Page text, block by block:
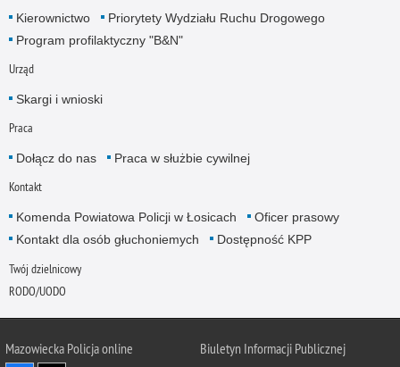
Kierownictwo
Priorytety Wydziału Ruchu Drogowego
Program profilaktyczny "B&N"
Urząd
Skargi i wnioski
Praca
Dołącz do nas Praca w służbie cywilnej
Kontakt
Komenda Powiatowa Policji w Łosicach
Oficer prasowy
Kontakt dla osób głuchoniemych
Dostępność KPP
Twój dzielnicowy
RODO/UODO
Mazowiecka Policja online Biuletyn Informacji Publicznej